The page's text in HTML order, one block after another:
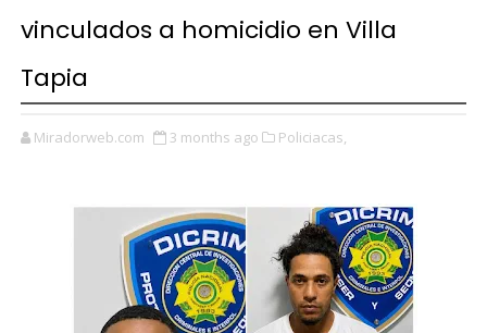
vinculados a homicidio en Villa
Tapia
Miradorweb.com 3 months ago Policiacas,